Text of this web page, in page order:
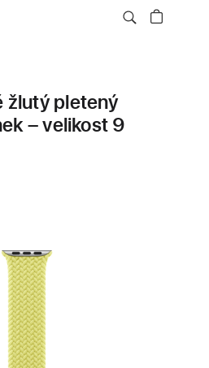
žlutý pletený
– velikost 9